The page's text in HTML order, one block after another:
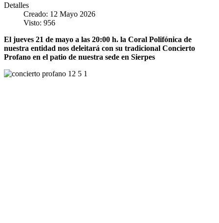
Detalles
Creado: 12 Mayo 2026
Visto: 956
El jueves 21 de mayo a las 20:00 h. la Coral Polifónica de
nuestra entidad nos deleitará con su tradicional Concierto
Profano en el patio de nuestra sede en Sierpes